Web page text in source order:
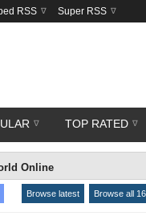
RSS Super RSS
TOP RATED
Online
Browse latest Browse all